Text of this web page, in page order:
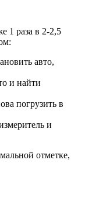
1 раза в 2-2,5
авто,
и найти
погрузить в
и
отметке,